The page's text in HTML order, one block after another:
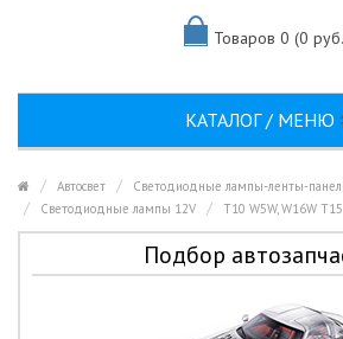
Товаров 0 (0
КАТАЛОГ / МЕНЮ
Автосвет
Светодиодные лампы-ленты-
Светодиодные лампы 12V
T10 W5W, W16W T15
Подбор